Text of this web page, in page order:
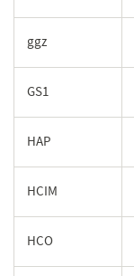
ggz
GS1
HAP
HCIM
HCO